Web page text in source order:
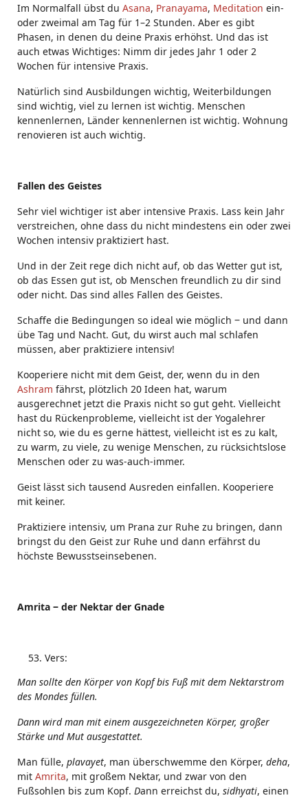
Im Normalfall übst du Asana, Pranayama, Meditation ein-
oder zweimal am Tag für 1–2 Stunden. Aber es gibt
Phasen, in denen du deine Praxis erhöhst. Und das ist
auch etwas Wichtiges: Nimm dir jedes Jahr 1 oder 2
Wochen für intensive Praxis.
Natürlich sind Ausbildungen wichtig, Weiterbildungen
sind wichtig, viel zu lernen ist wichtig. Menschen
kennenlernen, Länder kennenlernen ist wichtig. Wohnung
renovieren ist auch wichtig.
Fallen des Geistes
Sehr viel wichtiger ist aber intensive Praxis. Lass kein Jahr
verstreichen, ohne dass du nicht mindestens ein oder zwei
Wochen intensiv praktiziert hast.
Und in der Zeit rege dich nicht auf, ob das Wetter gut ist,
ob das Essen gut ist, ob Menschen freundlich zu dir sind
oder nicht. Das sind alles Fallen des Geistes.
Schaffe die Bedingungen so ideal wie möglich ‒ und dann
übe Tag und Nacht. Gut, du wirst auch mal schlafen
müssen, aber praktiziere intensiv!
Kooperiere nicht mit dem Geist, der, wenn du in den
Ashram fährst, plötzlich 20 Ideen hat, warum
ausgerechnet jetzt die Praxis nicht so gut geht. Vielleicht
hast du Rückenprobleme, vielleicht ist der Yogalehrer
nicht so, wie du es gerne hättest, vielleicht ist es zu kalt,
zu warm, zu viele, zu wenige Menschen, zu rücksichtslose
Menschen oder zu was-auch-immer.
Geist lässt sich tausend Ausreden einfallen. Kooperiere
mit keiner.
Praktiziere intensiv, um Prana zur Ruhe zu bringen, dann
bringst du den Geist zur Ruhe und dann erfährst du
höchste Bewusstseinsebenen.
Amrita ‒ der Nektar der Gnade
Vers:
Man sollte den Körper von Kopf bis Fuß mit dem Nektarstrom
des Mondes füllen.
Dann wird man mit einem ausgezeichneten Körper, großer
Stärke und Mut ausgestattet.
Man fülle, plavayet, man überschwemme den Körper, deha,
mit Amrita, mit großem Nektar, und zwar von den
Fußsohlen bis zum Kopf. Dann erreichst du, sidhyati, einen